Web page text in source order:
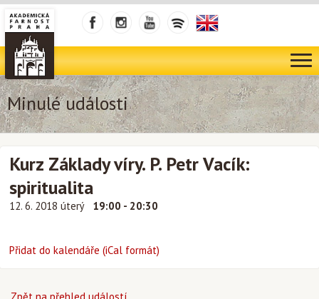
Minulé události
Kurz Základy víry. P. Petr Vacík:
spiritualita
12. 6. 2018 úterý 19:00 - 20:30
Přidat do kalendáře (iCal formát)